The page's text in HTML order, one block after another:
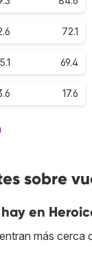
72.1
69.4
17.6
sobre
en
más cerca